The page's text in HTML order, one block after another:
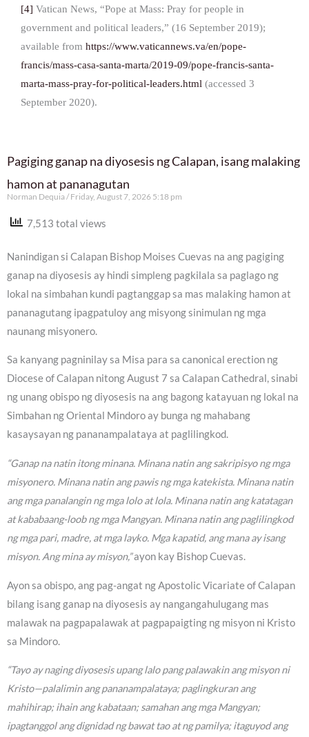
[4] Vatican News, “Pope at Mass: Pray for people in
government and political leaders,” (16 September 2019);
available from https://www.vaticannews.va/en/pope-
francis/mass-casa-santa-marta/2019-09/pope-francis-santa-
marta-mass-pray-for-political-leaders.html (accessed 3
September 2020).
Pagiging ganap na diyosesis ng Calapan, isang malaking
hamon at pananagutan
Norman Dequia Friday, August 7, 2026 5:18 pm
7,513 total views
Nanindigan si Calapan Bishop Moises Cuevas na ang pagiging
ganap na diyosesis ay hindi simpleng pagkilala sa paglago ng
lokal na simbahan kundi pagtanggap sa mas malaking hamon at
pananagutang ipagpatuloy ang misyong sinimulan ng mga
naunang misyonero.
Sa kanyang pagninilay sa Misa para sa canonical erection ng
Diocese of Calapan nitong August 7 sa Calapan Cathedral, sinabi
ng unang obispo ng diyosesis na ang bagong katayuan ng lokal na
Simbahan ng Oriental Mindoro ay bunga ng mahabang
kasaysayan ng pananampalataya at paglilingkod.
“Ganap na natin itong minana. Minana natin ang sakripisyo ng mga
misyonero. Minana natin ang pawis ng mga katekista. Minana natin
ang mga panalangin ng mga lolo at lola. Minana natin ang katatagan
at kababaang-loob ng mga Mangyan. Minana natin ang paglilingkod
ng mga pari, madre, at mga layko. Mga kapatid, ang mana ay isang
misyon. Ang mina ay misyon,”ayon kay Bishop Cuevas.
Ayon sa obispo, ang pag-angat ng Apostolic Vicariate of Calapan
bilang isang ganap na diyosesis ay nangangahulugang mas
malawak na pagpapalawak at pagpapaigting ng misyon ni Kristo
sa Mindoro.
“Tayo ay naging diyosesis upang lalo pang palawakin ang misyon ni
Kristo—palalimin ang pananampalataya; paglingkuran ang
mahihirap; ihain ang kabataan; samahan ang mga Mangyan;
ipagtanggol ang dignidad ng bawat tao at ng pamilya; itaguyod ang